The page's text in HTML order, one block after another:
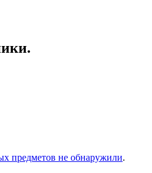
предметов не обнаружили.